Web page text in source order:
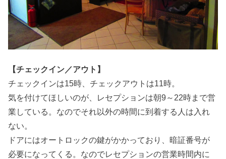
【チェックイン／アウト】
チェックインは15時、チェックアウトは11時。
気を付けてほしいのが、レセプションは朝9～22時まで営
業している。なのでそれ以外の時間に到着する人は入れ
ない。
ドアにはオートロックの鍵がかかっており、暗証番号が
必要になってくる。なのでレセプションの営業時間内に